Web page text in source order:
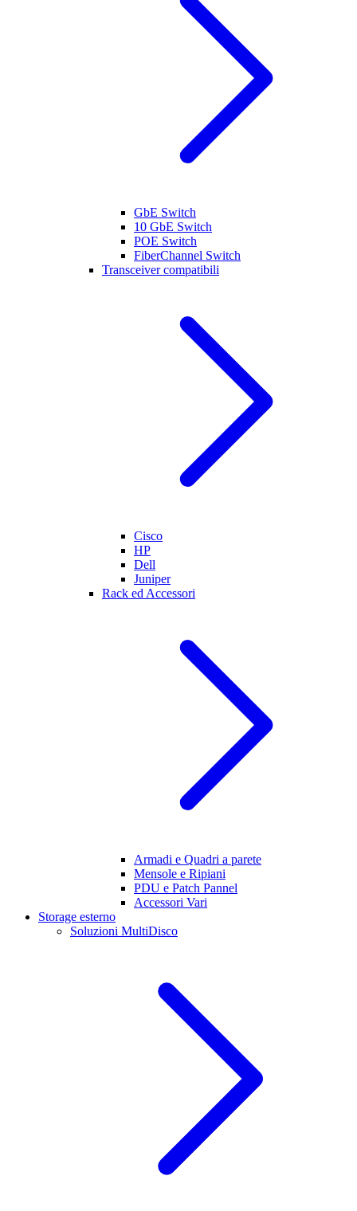
GbE Switch
10 GbE Switch
POE Switch
FiberChannel Switch
Transceiver compatibili
Cisco
HP
Dell
Juniper
Rack ed Accessori
Armadi e Quadri a parete
Mensole e Ripiani
PDU e Patch Pannel
Accessori Vari
Storage esterno
Soluzioni MultiDisco